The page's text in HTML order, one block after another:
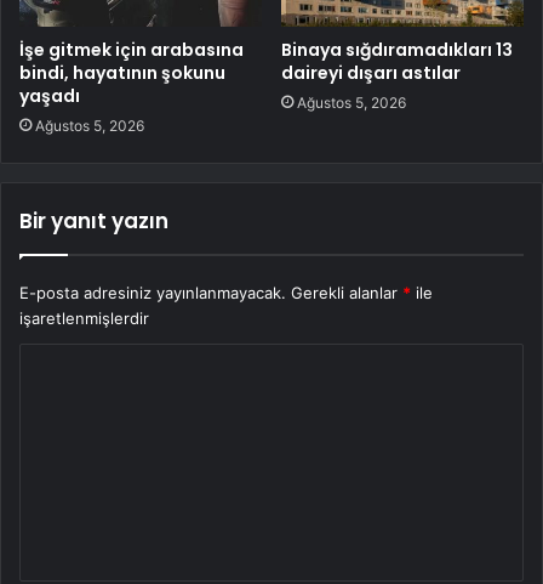
İşe gitmek için arabasına
bindi, hayatının şokunu
yaşadı
Ağustos 5, 2026
Binaya sığdıramadıkları 13
daireyi dışarı astılar
Ağustos 5, 2026
Bir yanıt yazın
E-posta adresiniz yayınlanmayacak. Gerekli alanlar * ile
işaretlenmişlerdir